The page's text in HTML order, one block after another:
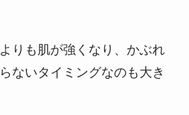
りも肌が強くなり、かぶれ
ないタイミングなのも大き